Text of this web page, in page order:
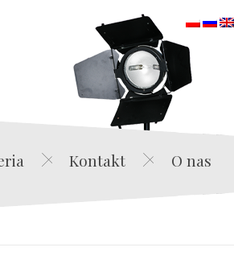
Film Agencja Aktorska
Kontakt O nas